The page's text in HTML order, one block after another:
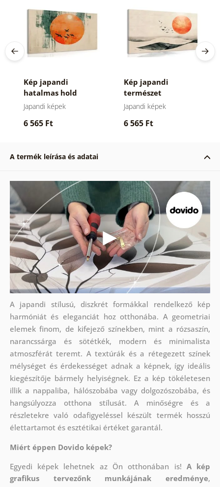
Kép japandi
hatalmas hold
Japandi képek
6 565 Ft
Kép japandi
természet
narancssárga
Japandi képek
6 565 Ft
A termék leírása és adatai
A japandi stílusú, diszkrét formákkal rendelkező kép
harmóniát és eleganciát hoz otthonába. A geometriai
elemek finom, de kifejező színekben, mint a rózsaszín,
narancssárga és sötétkék, modern és minimalista
atmoszférát teremt. A textúrák és a rétegezett színek
mélységet és érdekességet adnak a képnek, így ideális
kiegészítője bármely helyiségnek. Ez a kép tökéletesen
illik a nappaliba, hálószobába vagy dolgozószobába, és
hangsúlyozza otthona stílusát. A minőségre és a
részletekre való odafigyeléssel készült termék hosszú
élettartamot és esztétikai értéket garantál.
Miért éppen Dovido képek?
Egyedi képek lehetnek az Ön otthonában is! A kép
grafikus tervezőnk munkájának eredménye,